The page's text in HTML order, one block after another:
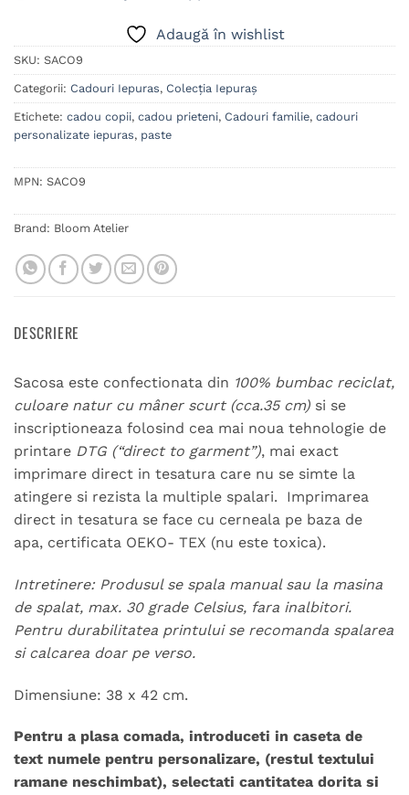
Adaugă în wishlist
SKU: SACO9
Categorii: Cadouri Iepuras, Colecția Iepuraș
Etichete: cadou copii, cadou prieteni, Cadouri familie, cadouri
personalizate iepuras, paste
MPN: SACO9
Brand: Bloom Atelier
DESCRIERE
Sacosa este confectionata din 100% bumbac reciclat,
culoare natur cu mâner scurt (cca.35 cm) si se
inscriptioneaza folosind cea mai noua tehnologie de
printare DTG (“direct to garment”), mai exact
imprimare direct in tesatura care nu se simte la
atingere si rezista la multiple spalari. Imprimarea
direct in tesatura se face cu cerneala pe baza de
apa, certificata OEKO- TEX (nu este toxica).
Intretinere: Produsul se spala manual sau la masina
de spalat, max. 30 grade Celsius, fara inalbitori.
Pentru durabilitatea printului se recomanda spalarea
si calcarea doar pe verso.
Dimensiune: 38 x 42 cm.
Pentru a plasa comada, introduceti in caseta de
text numele pentru personalizare, (restul textului
ramane neschimbat), selectati cantitatea dorita si